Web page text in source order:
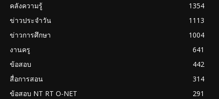
คลังความรู้
1354
ข่าวประจำวัน
1113
ข่าวการศึกษา
1004
งานครู
641
ข้อสอบ
442
สื่อการสอน
314
ข้อสอบ NT RT O-NET
291